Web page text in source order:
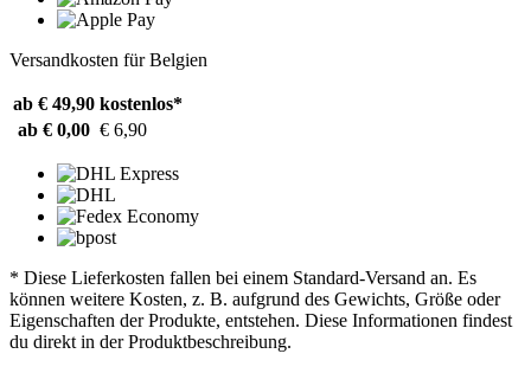
Versandkosten für Belgien
ab € 49,90 kostenlos*
ab € 0,00 € 6,90
* Diese Lieferkosten fallen bei einem Standard-Versand an. Es
können weitere Kosten, z. B. aufgrund des Gewichts, Größe oder
Eigenschaften der Produkte, entstehen. Diese Informationen findest
du direkt in der Produktbeschreibung.